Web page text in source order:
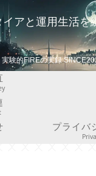
イアと運用生活を
実験的FIREの実録